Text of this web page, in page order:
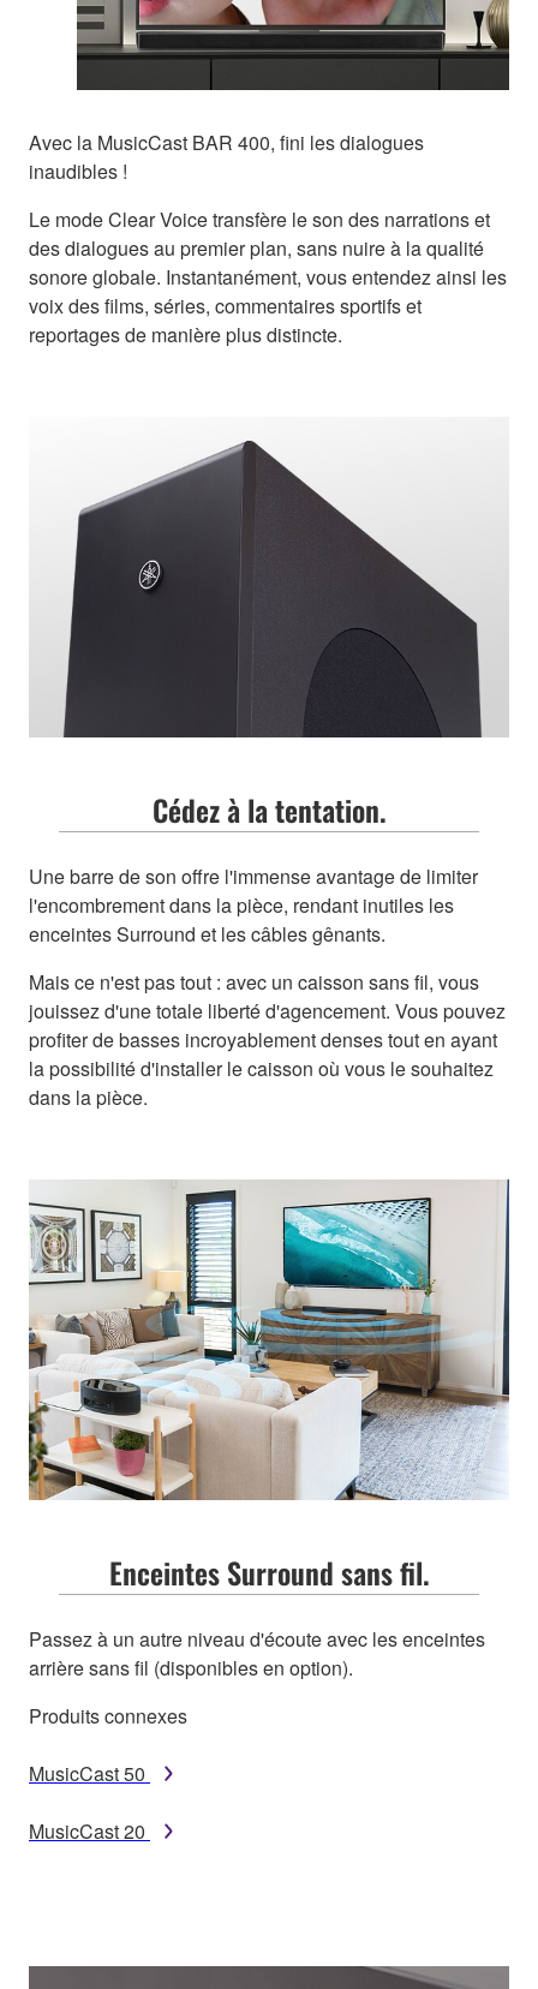
Avec la MusicCast BAR 400, fini les dialogues
inaudibles !
Le mode Clear Voice transfère le son des narrations et
des dialogues au premier plan, sans nuire à la qualité
sonore globale. Instantanément, vous entendez ainsi les
voix des films, séries, commentaires sportifs et
reportages de manière plus distincte.
Cédez à la tentation.
Une barre de son offre l'immense avantage de limiter
l'encombrement dans la pièce, rendant inutiles les
enceintes Surround et les câbles gênants.
Mais ce n'est pas tout : avec un caisson sans fil, vous
jouissez d'une totale liberté d'agencement. Vous pouvez
profiter de basses incroyablement denses tout en ayant
la possibilité d'installer le caisson où vous le souhaitez
dans la pièce.
Enceintes Surround sans fil.
Passez à un autre niveau d'écoute avec les enceintes
arrière sans fil (disponibles en option).
Produits connexes
MusicCast 50
MusicCast 20